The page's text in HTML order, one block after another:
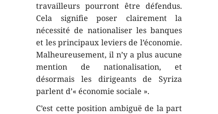
travailleurs pourront être défendus.
Cela signifie poser clairement la
nécessité de nationaliser les banques
et les principaux leviers de l’économie.
Malheureusement, il n’y a plus aucune
mention de nationalisation, et
désormais les dirigeants de Syriza
parlent d’« économie sociale ».
C’est cette position ambiguë de la part